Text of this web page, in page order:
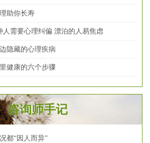
助你长寿
人需要心理纠偏 漂泊的人易焦虑
隐藏的心理疾病
健康的六个步骤
咨询师手记
都“因人而异”